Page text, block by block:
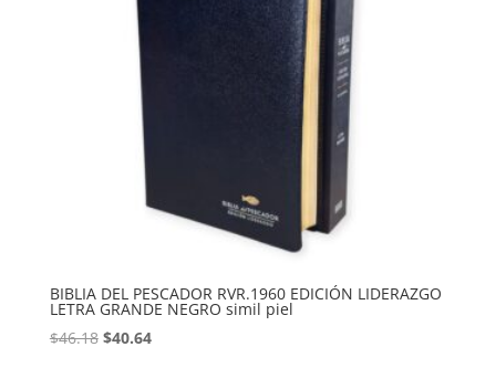
BIBLIA DEL PESCADOR RVR.1960 EDICIÓN LIDERAZGO
LETRA GRANDE NEGRO simil piel
$46.18 Original
$40.64Current